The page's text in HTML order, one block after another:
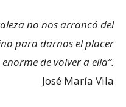
no nos arrancó del
para darnos el placer
enorme de volver a ella”.
José María Vila